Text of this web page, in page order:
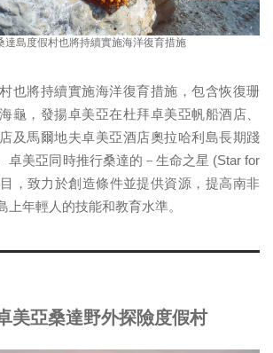
達島度假村也將持續實施海洋復育措施
也將持續實施海洋復育措施，包含恢復珊
龜，發揚卓美亞在杜拜卓美亞帆船酒店、
及馬爾地夫卓美亞酒店奧拉哈利島長期踐
卓美亞同時推行桑達的－生命之星 (Star for
，致力於創造條件並提供資源，提高南非
上年輕人的技能和教育水準。
美亞桑達野外探險度假村